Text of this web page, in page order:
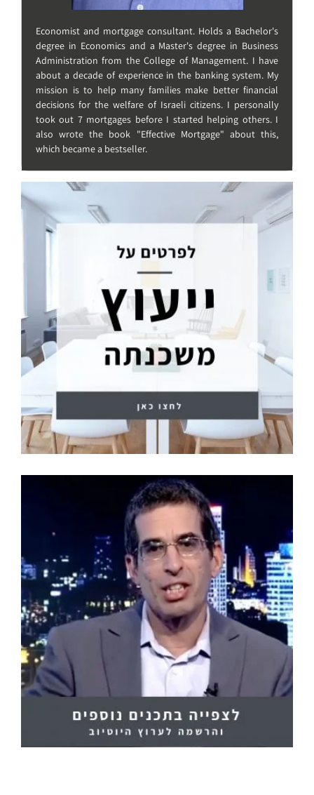
Economist and mortgage consultant. Holds a Bachelor's
degree in Economics and a Master's degree in Business
Administration from the College of Management. I have
about a decade of experience in the banking system. My
mission is to help many families make better financial
decisions for the welfare of Israeli citizens. I personally
took out 7 mortgages before I started helping others. I
also wrote the book "Effective Mortgage" about this,
which became a bestseller.